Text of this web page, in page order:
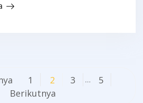
1 2 3 …
5
Berikutnya